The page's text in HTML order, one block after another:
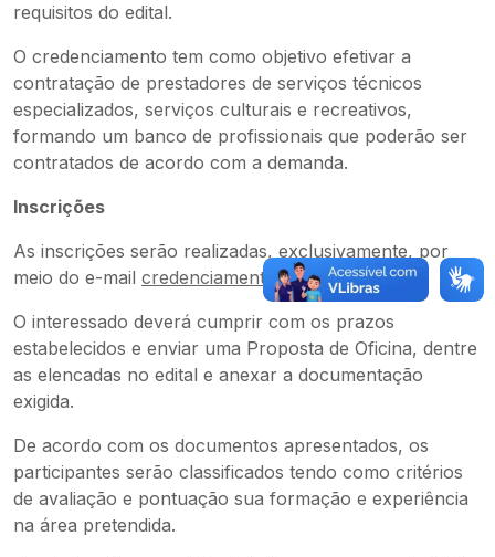
requisitos do edital.
O credenciamento tem como objetivo efetivar a
contratação de prestadores de serviços técnicos
especializados, serviços culturais e recreativos,
formando um banco de profissionais que poderão ser
contratados de acordo com a demanda.
Inscrições
As inscrições serão realizadas, exclusivamente, por
meio do e-mail credenciamento@fundhas.org.br
O interessado deverá cumprir com os prazos
estabelecidos e enviar uma Proposta de Oficina, dentre
as elencadas no edital e anexar a documentação
exigida.
De acordo com os documentos apresentados, os
participantes serão classificados tendo como critérios
de avaliação e pontuação sua formação e experiência
na área pretendida.